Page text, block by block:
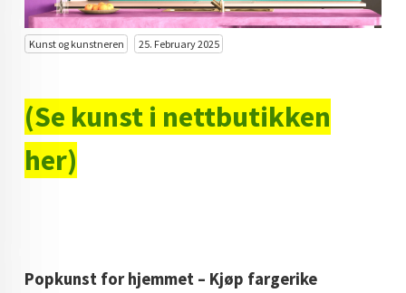
FARGETEORI
KJØP KUNST TIL SALGS
FARGERIK KUNST
MALERIER TIL SALGS
STORE MALERIER TIL STUE
Kunst og kunstneren 25. February 2025
(Se kunst i nettbutikken
her)
Popkunst for hjemmet – Kjøp fargerike